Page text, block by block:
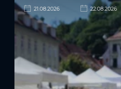
21.08.2026 22.08.2026